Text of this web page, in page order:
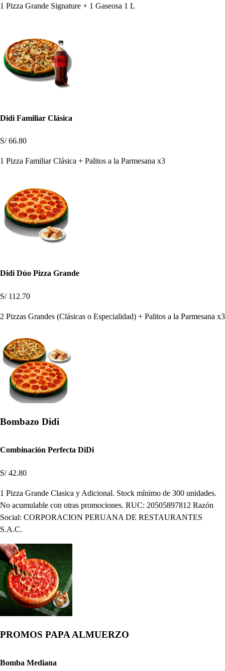
1 Pizza Grande Signature + 1 Gaseosa 1 L
Didi Familiar Clásica
S/ 66.80
1 Pizza Familiar Clásica + Palitos a la Parmesana x3
Didi Dúo Pizza Grande
S/ 112.70
2 Pizzas Grandes (Clásicas o Especialidad) + Palitos a la Parmesana x3
Bombazo Didi
Combinación Perfecta DiDi
S/ 42.80
1 Pizza Grande Clasica y Adicional. Stock mínimo de 300 unidades.
No acumulable con otras promociones. RUC: 20505897812 Razón
Social: CORPORACION PERUANA DE RESTAURANTES
S.A.C.
PROMOS PAPA ALMUERZO
Bomba Mediana